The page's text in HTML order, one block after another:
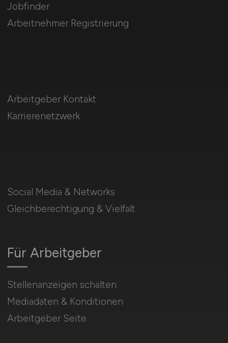
Jobfinder
Arbeitnehmer Registrierung
Social Media & Networks
Gleichberechtigung & Vielfalt
Für Arbeitgeber
Stellenanzeigen schalten
Mediadaten & Konditionen
Arbeitgeber Seite
Arbeitgeber Kontakt
Karrierenetzwerk